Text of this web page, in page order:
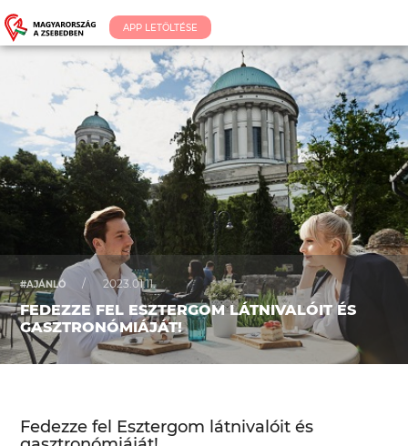
APP LETÖLTÉSE
#AJÁNLÓ / 2023.01.11.
FEDEZZE FEL ESZTERGOM LÁTNIVALÓIT ÉS
GASZTRONÓMIÁJÁT!
Fedezze fel Esztergom látnivalóit és